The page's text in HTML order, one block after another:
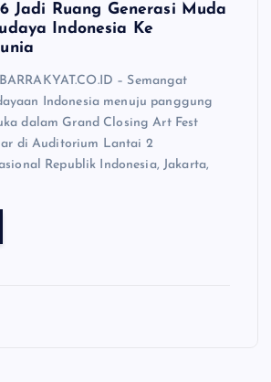
Jadi Ruang Generasi Muda
Indonesia Ke
– Semangat
Indonesia menuju panggung
dalam Grand Closing Art Fest
di Auditorium Lantai 2
Republik Indonesia, Jakarta,